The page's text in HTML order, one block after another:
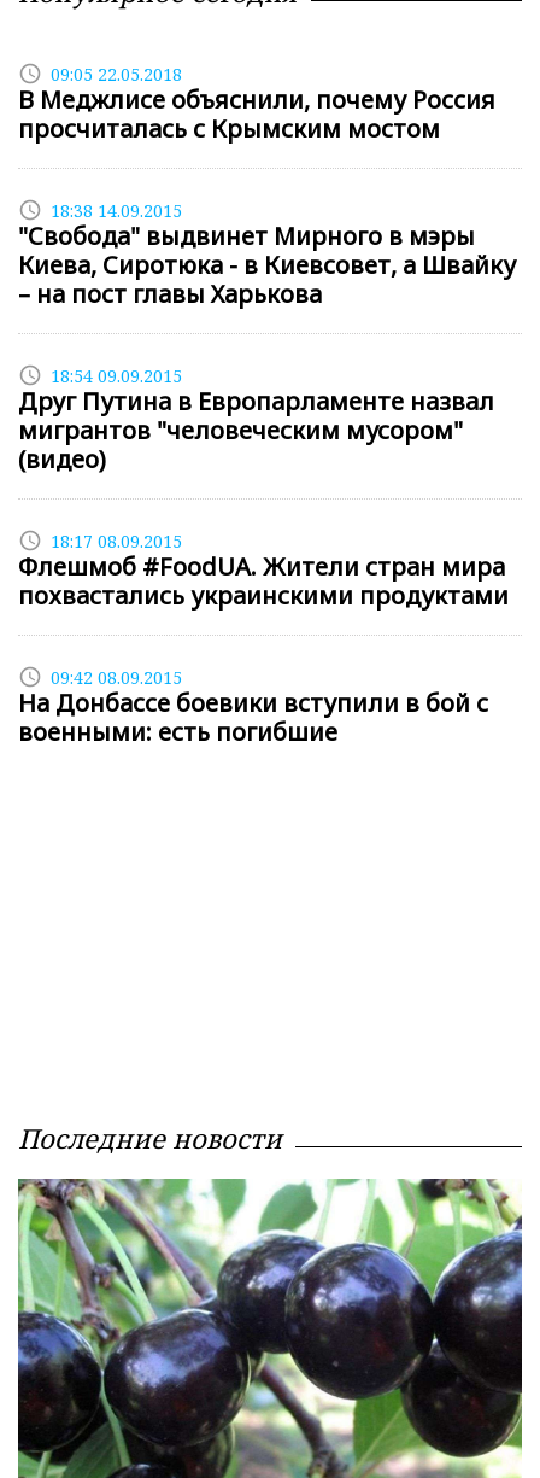
access_time 09:05 22.05.2018
В Меджлисе объяснили, почему Россия
просчиталась с Крымским мостом
access_time 18:38 14.09.2015
"Свобода" выдвинет Мирного в мэры
Киева, Сиротюка - в Киевсовет, а Швайку
– на пост главы Харькова
access_time 18:54 09.09.2015
Друг Путина в Европарламенте назвал
мигрантов "человеческим мусором"
(видео)
access_time 18:17 08.09.2015
Флешмоб #FoodUA. Жители стран мира
похвастались украинскими продуктами
access_time 09:42 08.09.2015
На Донбассе боевики вступили в бой с
военными: есть погибшие
Последние новости